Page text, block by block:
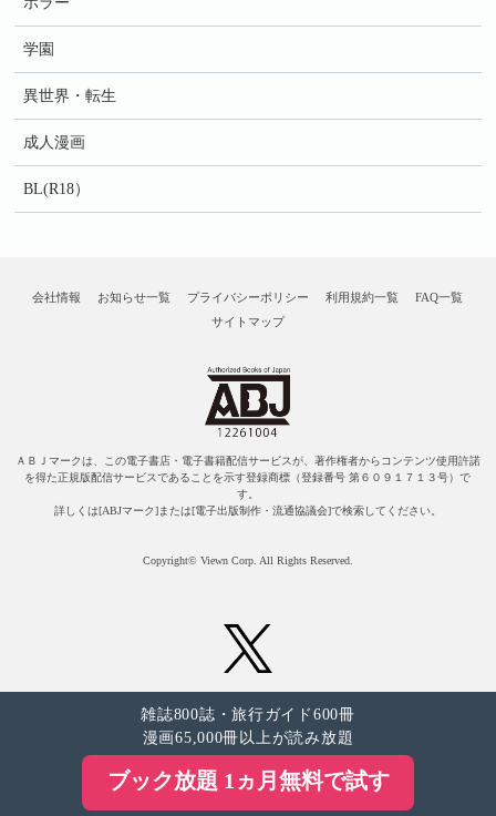
学園
異世界・転生
成人漫画
BL(R18）
会社情報 お知らせ一覧 プライバシーポリシー 利用規約一覧
FAQ一覧
サイトマップ
ＡＢＪマークは、この電子書店・電子書籍配信サービスが、著作権者からコンテンツ使用許諾
を得た正規版配信サービスであることを示す登録商標（登録番号 第６０９１７１３号）で
す。
詳しくは[ABJマーク]または[電子出版制作・流通協議会]で検索してください。
Copyright© Viewn Corp. All Rights Reserved.
雑誌800誌・旅行ガイド600冊
漫画65,000冊以上が読み放題
ブック放題 1ヵ月無料で試す